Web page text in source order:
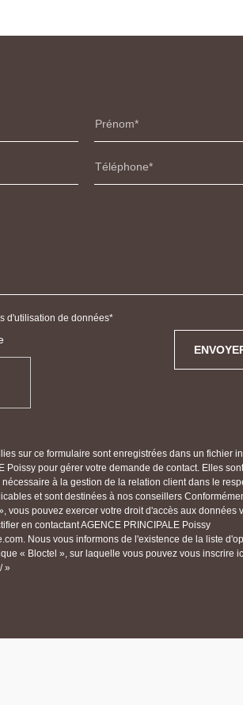
Prénom
Téléphone
d'utilisation de données
sur ce formulaire sont enregistrées dans un fichier
Poissy pour gérer votre demande de contact. Elles sont
à la gestion de la relation client dans le
et sont destinées à nos conseillers
vous pouvez exercer votre droit d'accès aux données
en contactant AGENCE PRINCIPALE Poissy
Nous vous informons de l'existence de la liste
« Bloctel », sur laquelle vous pouvez vous inscrire
»